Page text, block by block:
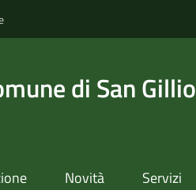
di San Gillio
Novità Servizi